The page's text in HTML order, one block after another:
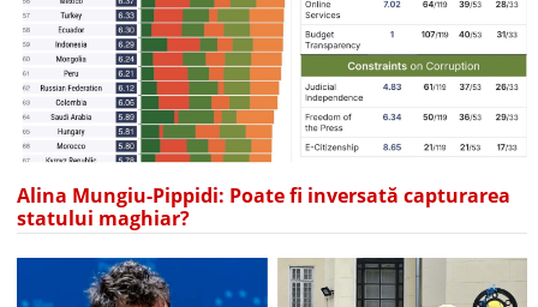
Alina Mungiu-Pippidi: Poate fi inversată capturarea
statului maghiar?